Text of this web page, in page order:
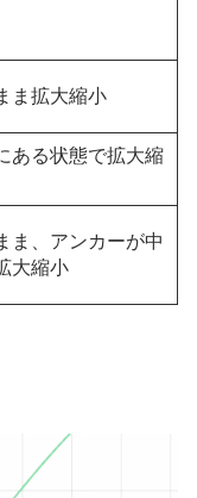
ま拡大縮小
ある状態で拡大縮
ま、アンカーが中
大縮小